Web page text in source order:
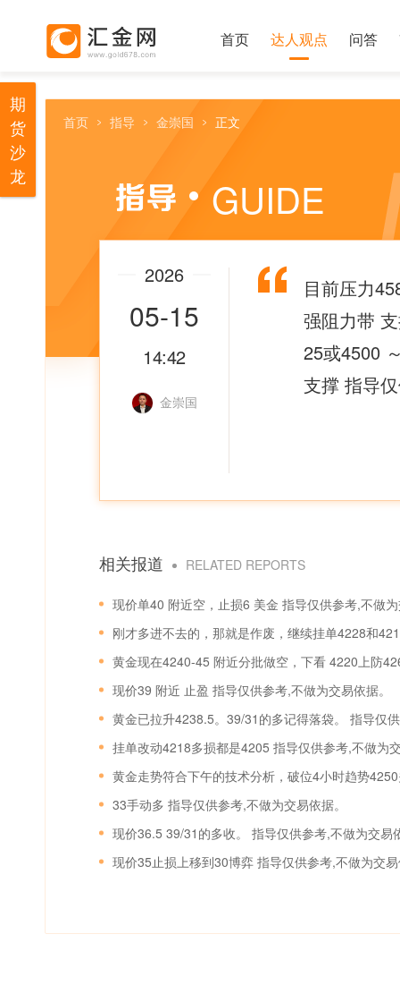
首页 达人观点 问答
首页 指导 金崇国 正文
GUIDE
2026
05-15
14:42
金崇国
目前压力
强阻力带
25或4500
支撑 指导
相关报道 RELATED REPORTS
现价单40 附近空，止损6 美金 指导仅供参考,不做
刚才多进不去的，那就是作废，继续挂单4228和
现价39 附近 止盈 指导仅供参考,不做为交易依据。
黄金已拉升4238.5。39/31的多记得落袋。 指导仅
挂单改动4218多损都是4205 指导仅供参考,不做为
33手动多 指导仅供参考,不做为交易依据。
现价36.5 39/31的多收。 指导仅供参考,不做为交易
现价35止损上移到30博弈 指导仅供参考,不做为交
期
货
沙
龙